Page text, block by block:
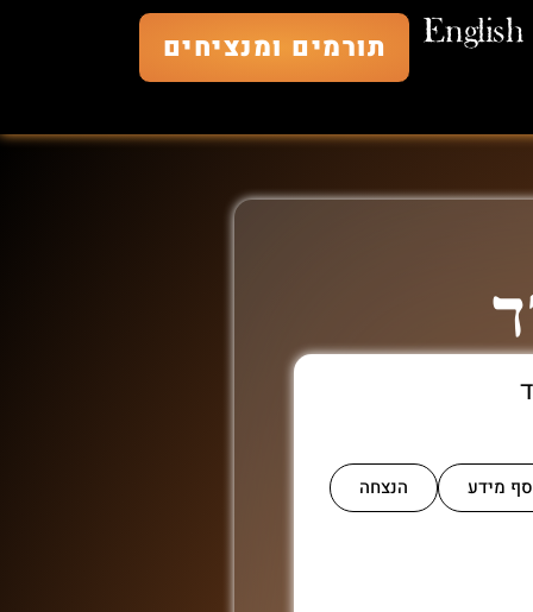
English תורמים ומנציחים
מידע הנצחה